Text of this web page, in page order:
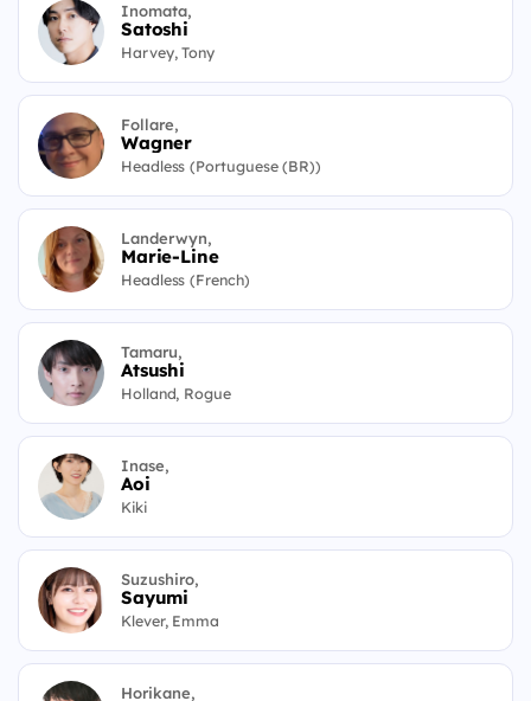
Inomata,
Satoshi
Harvey, Tony
Follare,
Wagner
Headless (Portuguese (BR))
Landerwyn,
Marie-Line
Headless (French)
Tamaru,
Atsushi
Holland, Rogue
Inase,
Aoi
Kiki
Suzushiro,
Sayumi
Klever, Emma
Horikane,